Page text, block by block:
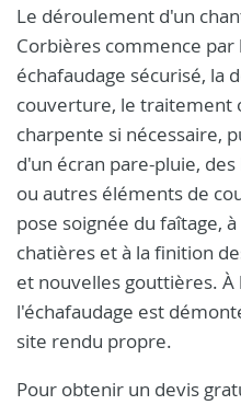
Le déroulement d'un
Corbières commence
échafaudage sécurisé, la
couverture, le traitement
charpente si nécessaire,
d'un écran pare-pluie,
ou autres éléments de
pose soignée du faîtage,
chatières et à la finition
et nouvelles gouttières. À
l'échafaudage est
site rendu propre.
Pour obtenir un devis